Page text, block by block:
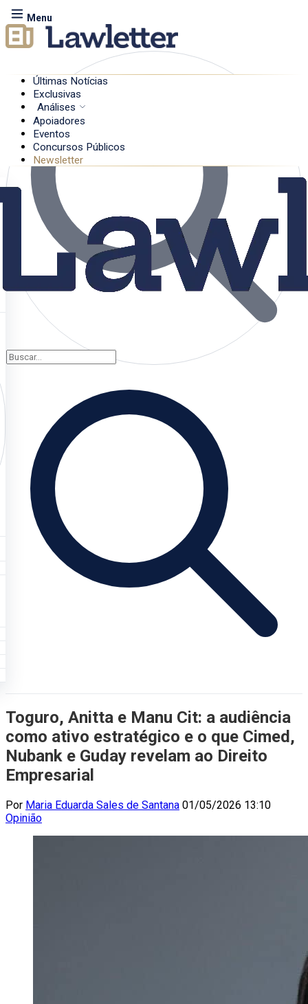
Menu
Últimas Notícias
Exclusivas
Análises
Apoiadores
Eventos
Concursos Públicos
Newsletter
Toguro, Anitta e Manu Cit: a audiência
como ativo estratégico e o que Cimed,
Nubank e Guday revelam ao Direito
Empresarial
Por Maria Eduarda Sales de Santana 01/05/2026 13:10
Opinião